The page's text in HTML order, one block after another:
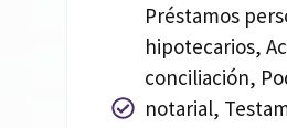
Préstamos
hipotecarios,
conciliación,
notarial,